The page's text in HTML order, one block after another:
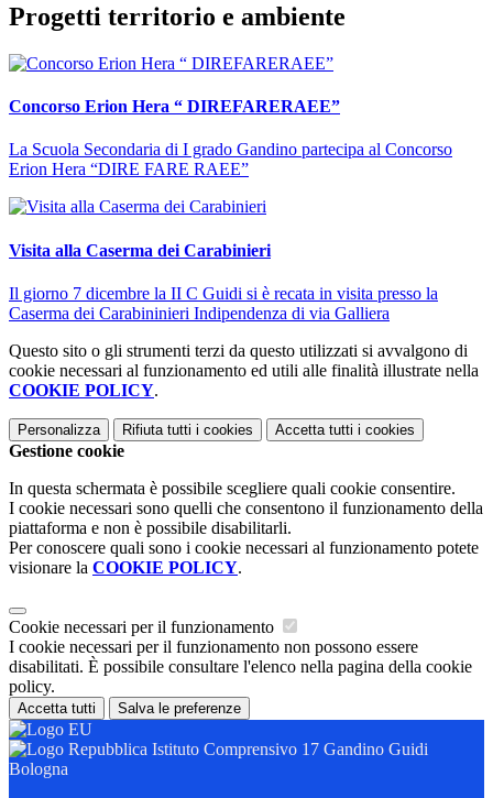
Progetti territorio e ambiente
Concorso Erion Hera “ DIREFARERAEE”
La Scuola Secondaria di I grado Gandino partecipa al Concorso
Erion Hera “DIRE FARE RAEE”
Visita alla Caserma dei Carabinieri
Il giorno 7 dicembre la II C Guidi si è recata in visita presso la
Caserma dei Carabininieri Indipendenza di via Galliera
Questo sito o gli strumenti terzi da questo utilizzati si avvalgono di
cookie necessari al funzionamento ed utili alle finalità illustrate nella
COOKIE POLICY.
Personalizza Rifiuta tutti i cookies Accetta tutti i cookies
Gestione cookie
In questa schermata è possibile scegliere quali cookie consentire.
I cookie necessari sono quelli che consentono il funzionamento della
piattaforma e non è possibile disabilitarli.
Per conoscere quali sono i cookie necessari al funzionamento potete
visionare la COOKIE POLICY.
Cookie necessari per il funzionamento
I cookie necessari per il funzionamento non possono essere
disabilitati. È possibile consultare l'elenco nella pagina della cookie
policy.
Accetta tutti Salva le preferenze
Istituto Comprensivo 17 Gandino Guidi
Bologna